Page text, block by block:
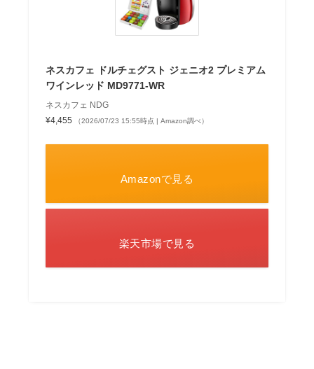
ネスカフェ ドルチェグスト ジェニオ2 プレミアム
ワインレッド MD9771-WR
ネスカフェ NDG
¥4,455
（2026/07/23 15:55時点 | Amazon調べ）
Amazonで見る
楽天市場で見る